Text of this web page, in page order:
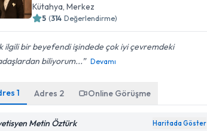
Kütahya, Merkez
5 (314 Değerlendirme)
ilgili bir beyefendi işindede çok iyi çevremdeki
biliyorum...
Devamı
1 Adres 2 Online Görüşme
Metin Öztürk Haritada Göster